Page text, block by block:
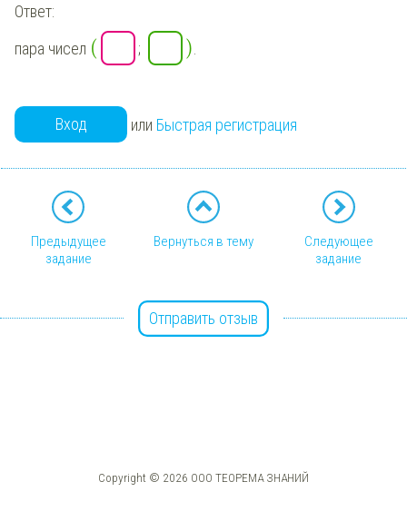
Ответ:
пара чисел ( ; )
Вход или Быстрая регистрация
Предыдущее
задание
Вернуться в тему
Следующее
задание
Отправить отзыв
Copyright © 2026 ООО ТЕОРЕМА ЗНАНИЙ